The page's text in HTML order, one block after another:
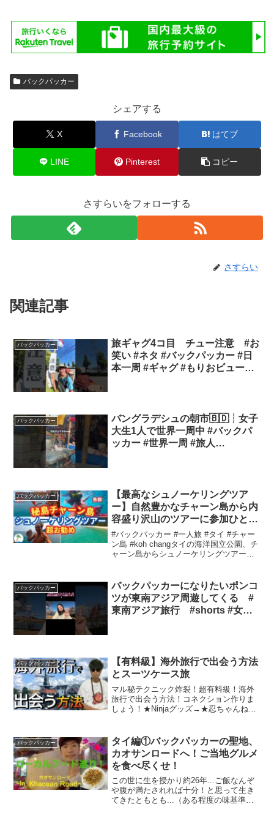
バックパッカー
シェアする
X Facebook はてブ
LINE Pinterest コピー
さすらいをフォローする
さすらい
関連記事
バックパッカー
旅ギャグ4コ目 チュー注意 #お
笑い #ネタ #バックパッカー #日
本一周 #ギャグ #もりおビューテ
バックパッカー
バングラデシュの朝市🇧🇩┆女子
大生1人で世界一周中 #バックパ
ッカー #世界一周 #旅人
バックパッカー
【最高なシュノーケリングツア
ー】自然豊かなチャーン島から内
容盛り沢山のツアーに参加ひとり
旅
#バックパッカー #一人旅 #タイ #チャー
ン島 #koh changタイの海洋国立公園、チ
ャーン島からシュノーケリングツアーに
ーに参加です(^^)僕的にはスピードボー...
バックパッカー
バックパッカーになりたいポンコ
ツが東南アジア周遊してくる #
東南アジア旅行 #shorts #女一
バックパッカー
【有料級】海外旅行で出会う方法
とスーツケース旅
マル秘テクニック炸裂！超有料級！海外
旅行で出会う方法！コネクション作りま
しょう！★Ninjaグッズ→★忍ちゃんねる
パッカー
バックパッカー
タイ編①バックパッカーの聖地、
カオサンロードへ！ご当地グルメ
を食べ尽くせ！
この世に生を授かり約26年...ご飯なんぞ
や腹が満たされれば十分！と思って生き
てきたともとも...（ある程度の味基準値